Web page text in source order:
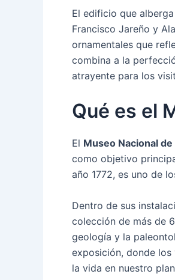
El edificio que
Francisco Jareño y
ornamentales que
combina a la
atrayente para los
Qué es el
El Museo Nacional
como objetivo
año 1772, es uno de
Dentro de sus
colección de más de
geología y la
exposición, donde
la vida en nuestro